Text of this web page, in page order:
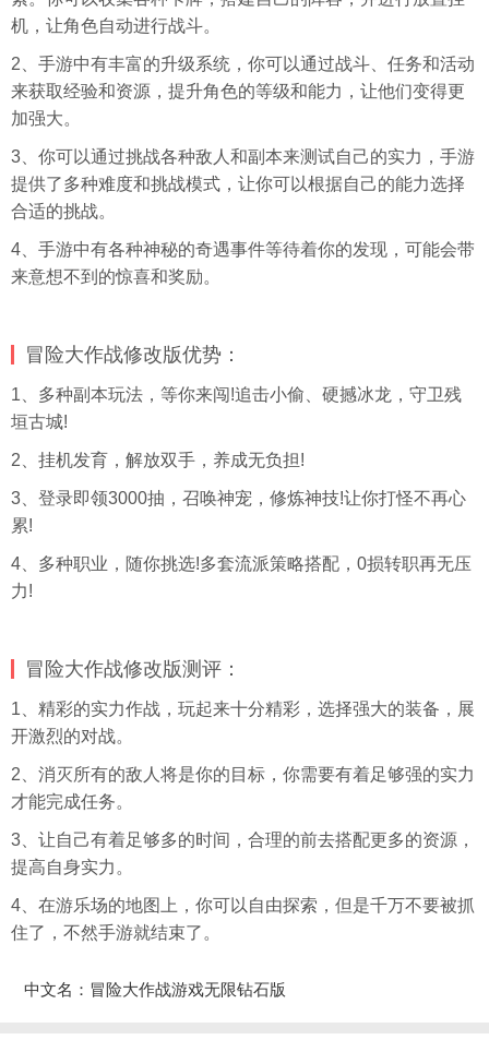
机，让角色自动进行战斗。
2、手游中有丰富的升级系统，你可以通过战斗、任务和活动
来获取经验和资源，提升角色的等级和能力，让他们变得更
加强大。
3、你可以通过挑战各种敌人和副本来测试自己的实力，手游
提供了多种难度和挑战模式，让你可以根据自己的能力选择
合适的挑战。
4、手游中有各种神秘的奇遇事件等待着你的发现，可能会带
来意想不到的惊喜和奖励。
冒险大作战修改版优势：
1、多种副本玩法，等你来闯!追击小偷、硬撼冰龙，守卫残
垣古城!
2、挂机发育，解放双手，养成无负担!
3、登录即领3000抽，召唤神宠，修炼神技!让你打怪不再心
累!
4、多种职业，随你挑选!多套流派策略搭配，0损转职再无压
力!
冒险大作战修改版测评：
1、精彩的实力作战，玩起来十分精彩，选择强大的装备，展
开激烈的对战。
2、消灭所有的敌人将是你的目标，你需要有着足够强的实力
才能完成任务。
3、让自己有着足够多的时间，合理的前去搭配更多的资源，
提高自身实力。
4、在游乐场的地图上，你可以自由探索，但是千万不要被抓
住了，不然手游就结束了。
中文名：冒险大作战游戏无限钻石版